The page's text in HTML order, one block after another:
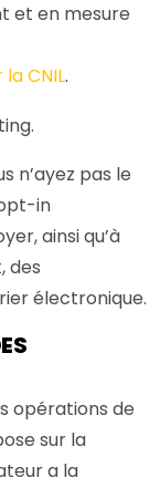
et en mesure
CNIL.
n’ayez pas le
in
ainsi qu’à
des
électronique.
opérations de
sur la
a la